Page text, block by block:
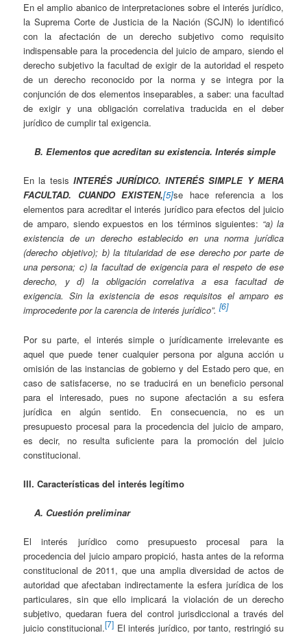
En el amplio abanico de interpretaciones sobre el interés jurídico,
la Suprema Corte de Justicia de la Nación (SCJN) lo identificó
con la afectación de un derecho subjetivo como requisito
indispensable para la procedencia del juicio de amparo, siendo el
derecho subjetivo la facultad de exigir de la autoridad el respeto
de un derecho reconocido por la norma y se integra por la
conjunción de dos elementos inseparables, a saber: una facultad
de exigir y una obligación correlativa traducida en el deber
jurídico de cumplir tal exigencia.
B. Elementos que acreditan su existencia. Interés simple
En la tesis INTERÉS JURÍDICO. INTERÉS SIMPLE Y MERA
FACULTAD. CUANDO EXISTEN,[5]se hace referencia a los
elementos para acreditar el interés jurídico para efectos del juicio
de amparo, siendo expuestos en los términos siguientes: “a) la
existencia de un derecho establecido en una norma jurídica
(derecho objetivo); b) la titularidad de ese derecho por parte de
una persona; c) la facultad de exigencia para el respeto de ese
derecho, y d) la obligación correlativa a esa facultad de
exigencia. Sin la existencia de esos requisitos el amparo es
improcedente por la carencia de interés jurídico”.[6]
Por su parte, el interés simple o jurídicamente irrelevante es
aquel que puede tener cualquier persona por alguna acción u
omisión de las instancias de gobierno y del Estado pero que, en
caso de satisfacerse, no se traducirá en un beneficio personal
para el interesado, pues no supone afectación a su esfera
jurídica en algún sentido. En consecuencia, no es un
presupuesto procesal para la procedencia del juicio de amparo,
es decir, no resulta suficiente para la promoción del juicio
constitucional.
III. Características del interés legítimo
A. Cuestión preliminar
El interés jurídico como presupuesto procesal para la
procedencia del juicio amparo propició, hasta antes de la reforma
constitucional de 2011, que una amplia diversidad de actos de
autoridad que afectaban indirectamente la esfera jurídica de los
particulares, sin que ello implicará la violación de un derecho
subjetivo, quedaran fuera del control jurisdiccional a través del
juicio constitucional.[7]El interés jurídico, por tanto, restringió su